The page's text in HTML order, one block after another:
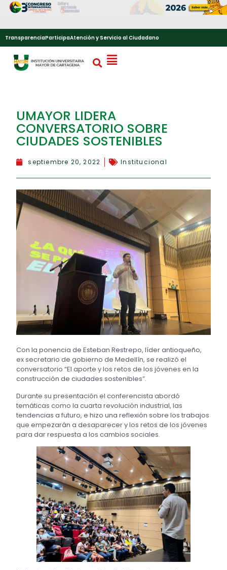
TransparenciaParticipaAtención y Servicio al Ciudadano
UMAYOR LIDERA
CONVERSATORIO SOBRE
CIUDADES SOSTENIBLES
septiembre 20, 2022 Institucional
Con la ponencia de Esteban Restrepo, líder antioqueño,
ex secretario de gobierno de Medellín, se realizó el
conversatorio “El aporte y los retos de los jóvenes en la
construcción de ciudades sostenibles”.
Durante su presentación el conferencista abordó
temáticas como la cuarta revolución industrial, las
tendencias a futuro, e hizo una reflexión sobre los trabajos
que empezarán a desaparecer y los retos de los jóvenes
para dar respuesta a los cambios sociales.